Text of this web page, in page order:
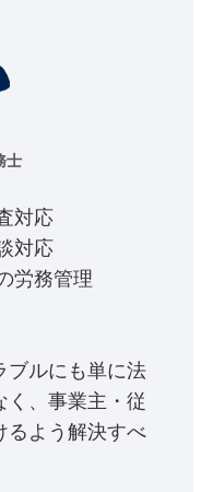
士
対応
対応
労務管理
ブルにも単に法
く、事業主・従
るよう解決すべ